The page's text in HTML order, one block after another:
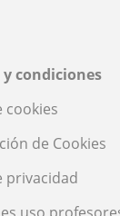
condiciones
cookies
de Cookies
privacidad